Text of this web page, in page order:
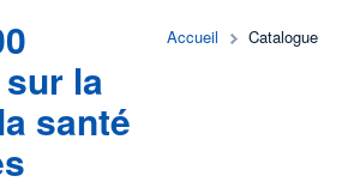
Accueil Catalogue
la
santé